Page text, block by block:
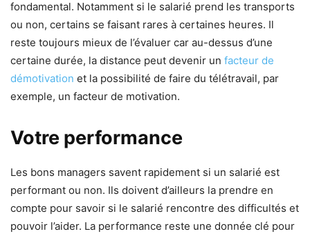
fondamental. Notamment si le salarié prend les transports
ou non, certains se faisant rares à certaines heures. Il
reste toujours mieux de l’évaluer car au-dessus d’une
certaine durée, la distance peut devenir un facteur de
démotivation et la possibilité de faire du télétravail, par
exemple, un facteur de motivation.
Votre performance
Les bons managers savent rapidement si un salarié est
performant ou non. Ils doivent d’ailleurs la prendre en
compte pour savoir si le salarié rencontre des difficultés et
pouvoir l’aider. La performance reste une donnée clé pour